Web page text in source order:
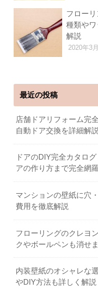
フローリ
種類や
解説
2020年3
最近の投稿
店舗ドアリフォーム完
自動ドア交換を詳細解説
ドアのDIY完全カタロ
アの作り方まで完全網羅
マンションの壁紙に穴
費用を徹底解説
フローリングのクレヨ
クやボールペンも消せ
内装壁紙のオシャレな
やDIY方法も詳しく解説